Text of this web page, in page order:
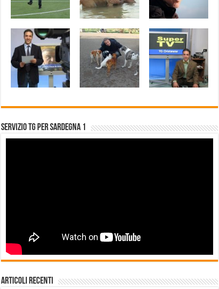
Servizio Tg per Sardegna 1
Articoli recenti